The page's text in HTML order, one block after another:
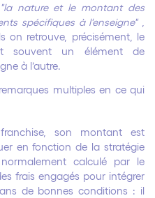
"la nature et le montant des
spécifiques à l'enseigne"
on retrouve, précisément, le
souvent un élément de
à l’autre.
multiples en ce qui
son montant est
en fonction de la stratégie
calculé par le
frais engagés pour intégrer
de bonnes conditions : il